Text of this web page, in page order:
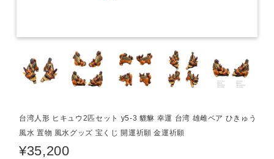
台湾人形 ヒキュウ2匹セット y5-3 貔貅 幸運 台湾 雄雌ペア ひきゅう
風水 置物 風水グッズ 宝くじ 開運祈願 金運祈願
¥35,200